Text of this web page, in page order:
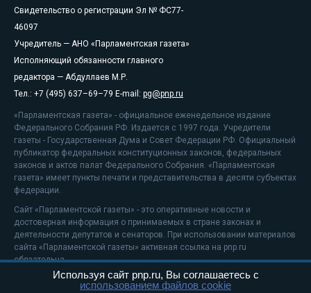
Свидетельство о регистрации Эл № ФС77-
46097
Учредитель — АНО «Парламентская газета»
Исполняющий обязанности главного
редактора — Абдуллаев М.Р.
Тел.: +7 (495) 637–69–79 E-mail: pg@pnp.ru
«Парламентская газета» - официальное еженедельное издание
Федерального Собрания РФ. Издается с 1997 года. Учредители
газеты - Государственная Дума и Совет Федерации РФ. Официальный
публикатор федеральных конституционных законов, федеральных
законов и актов палат Федерального Собрания. «Парламентская
газета» имеет пункты печати и представительства в десяти субъектах
федерации.
Сайт «Парламентской газеты» - это оперативные новости и
достоверная информация о принимаемых в стране законах и
деятельности депутатов и сенаторов. При использовании материалов
сайта «Парламентской газеты» активная ссылка на pnp.ru
обязательна.
На информационном ресурсе применяютсярекомендательные
Используя сайт pnp.ru, Вы соглашаетесь с
использованием файлов cookie